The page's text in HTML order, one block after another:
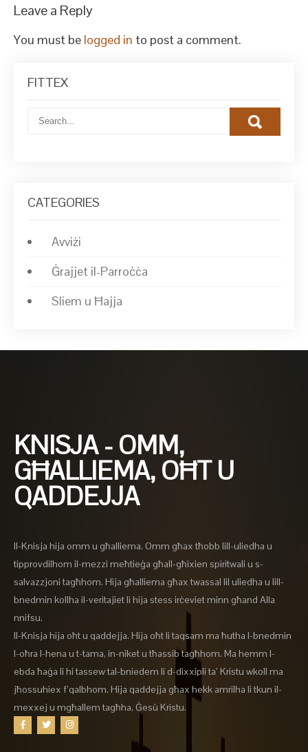
Leave a Reply
You must be logged in to post a comment.
FITTEX
CATEGORIES
Avviżi
Ġrajjet il-Parroċċa
Sliem u Ħajja
KNISJA - OMM,
GĦALLIEMA, OĦT U
QADDEJJA
Il-Knisja hija omm u għalliema. Omm għax tħobb lill-uliedha u
tipprovdilhom il-mezzi meħtieġa għall-għixien spiritwali u s-
salvazzjoni tagħhom. Hija għalliema għax twassal lil uliedha u lill-
bnedmin kollha il-veritajiet li hija stess irċeviet minn għand Alla
nnifsu.
Il-Knisja hija oħt u qaddejja. Hija oħt li taqsam ma ħutha l-bnedmin
l-oħra l-hena u t-tama, in-niket u tħassib tagħhom. Ma hemm l-
ebda ħaġa li hi tassew tal-bniedem li d-dixxipli ta’ Kristu wkoll ma
jħossuhiex f’qalbhom. Hija qaddejja għax hekk amrilha li tkun il-
mexxej u mgħallem tagħha, Ġesù Kristu.